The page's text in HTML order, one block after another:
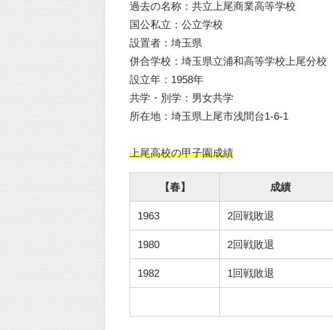
過去の名称：共立上尾商業高等学校
国公私立：公立学校
設置者：埼玉県
併合学校：埼玉県立浦和高等学校上尾分校
設立年：1958年
共学・別学：男女共学
所在地：埼玉県上尾市浅間台1-6-1
上尾高校の甲子園成績
【春】 成績
1963 2回戦敗退
1980 2回戦敗退
1982 1回戦敗退